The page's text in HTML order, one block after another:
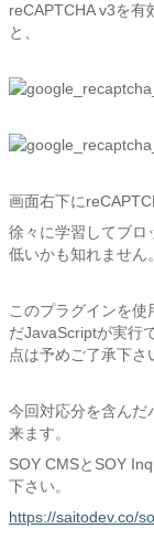
reCAPTCHA v3を有
と、
画面右下に
徐々に学習してブロ
低いかも知れません。
このプラグインを使
だJavaScriptが実行
点は予めご了承下さ
今回対応分を含んだ
来ます。
SOY CMSとSOY
下さい。
https://saitodev.co/